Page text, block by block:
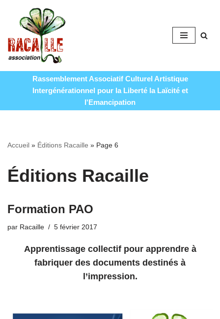
Aller
au
contenu
Rassemblement Associatif Culturel Artistique
Intergénérationnel pour la Liberté la Laïcité et
l'Emancipation
Accueil » Éditions Racaille » Page 6
Éditions Racaille
Formation PAO
par Racaille 5 février 2017
Apprentissage collectif pour apprendre à
fabriquer des documents destinés à
l’impression.